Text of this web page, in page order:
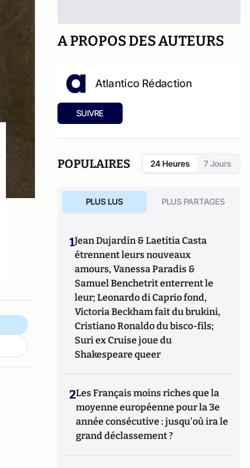
A PROPOS DES AUTEURS
Atlantico Rédaction
SUIVRE
POPULAIRES 24 Heures 7 Jours
PLUS LUS PLUS PARTAGES
1Jean Dujardin & Laetitia Casta
étrennent leurs nouveaux
amours, Vanessa Paradis &
Samuel Benchetrit enterrent le
leur; Leonardo di Caprio fond,
Victoria Beckham fait du brukini,
Cristiano Ronaldo du bisco-fils;
Suri ex Cruise joue du
Shakespeare queer
2Les Français moins riches que la
moyenne européenne pour la 3e
année consécutive : jusqu'où ira le
grand déclassement ?